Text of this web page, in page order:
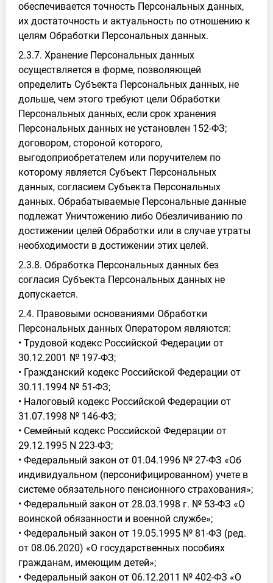
обеспечивается точность Персональных данных,
их достаточность и актуальность по отношению к
целям Обработки Персональных данных.
2.3.7. Хранение Персональных данных
осуществляется в форме, позволяющей
определить Субъекта Персональных данных, не
дольше, чем этого требуют цели Обработки
Персональных данных, если срок хранения
Персональных данных не установлен 152-ФЗ;
договором, стороной которого,
выгодоприобретателем или поручителем по
которому является Субъект Персональных
данных, согласием Субъекта Персональных
данных. Обрабатываемые Персональные данные
подлежат Уничтожению либо Обезличиванию по
достижении целей Обработки или в случае утраты
необходимости в достижении этих целей.
2.3.8. Обработка Персональных данных без
согласия Субъекта Персональных данных не
допускается.
2.4. Правовыми основаниями Обработки
Персональных данных Оператором являются:
• Трудовой кодекс Российской Федерации от
30.12.2001 № 197-ФЗ;
• Гражданский кодекс Российской Федерации от
30.11.1994 № 51-ФЗ;
• Налоговый кодекс Российской Федерации от
31.07.1998 № 146-ФЗ;
• Семейный кодекс Российской Федерации от
29.12.1995 N 223-ФЗ;
• Федеральный закон от 01.04.1996 № 27-ФЗ «Об
индивидуальном (персонифицированном) учете в
системе обязательного пенсионного страхования»;
• Федеральный закон от 28.03.1998 г. № 53-ФЗ «О
воинской обязанности и военной службе»;
• Федеральный закон от 19.05.1995 № 81-ФЗ (ред.
от 08.06.2020) «О государственных пособиях
гражданам, имеющим детей»;
• Федеральный закон от 06.12.2011 № 402-ФЗ «О